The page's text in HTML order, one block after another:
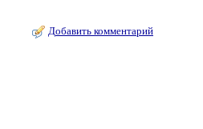
Добавить комментарий